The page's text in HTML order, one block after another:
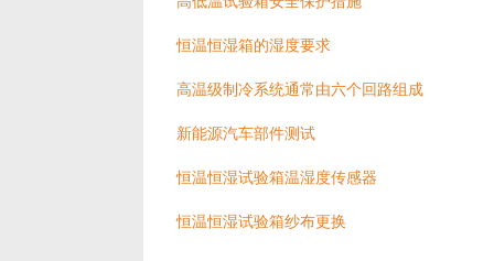
恒温恒湿箱的湿度要求
高温级制冷系统通常由六个回路组成
新能源汽车部件测试
恒温恒湿试验箱温湿度传感器
恒温恒湿试验箱纱布更换